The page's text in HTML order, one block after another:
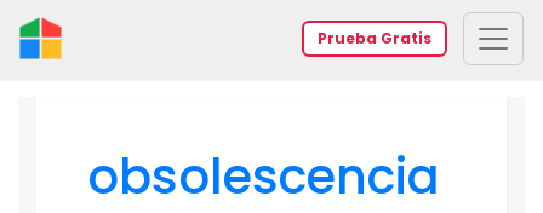
Prueba Gratis
obsolescencia